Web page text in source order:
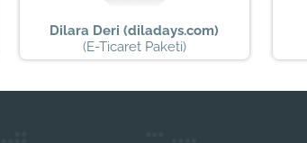
Dilara Deri (diladays.com)
(E-Ticaret Paketi)